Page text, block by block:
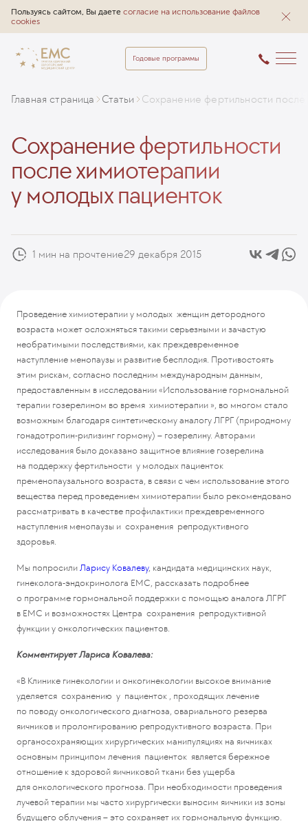
Пользуясь сайтом, Вы даете согласие на использование файлов
cookies
Годовые программы
Главная страница Статьи Сохранение фертильности
Сохранение фертильности
после химиотерапии
у молодых пациенток
1 мин на прочтение29 декабря 2015
Проведение химиотерапии у молодых женщин детородного
возраста может осложняться такими серьезными и зачастую
необратимыми последствиями, как преждевременное
наступление менопаузы и развитие бесплодия. Противостоять
этим рискам, согласно последним международным данным,
предоставленным в исследовании «Использование гормональной
терапии гозерелином во время химиотерапии », во многом стало
возможным благодаря синтетическому аналогу ЛГРГ (природному
гонадотропин-рилизинг гормону) – гозерелину. Авторами
исследования было доказано защитное влияние гозерелина
на поддержку фертильности у молодых пациенток
пременопаузального возраста, в связи с чем использование этого
вещества перед проведением химиотерапии было рекомендовано
рассматривать в качестве профилактики преждевременного
наступления менопаузы и сохранения репродуктивного
здоровья.
Мы попросилиЛарису Ковалеву, кандидата медицинских наук,
гинеколога-эндокринолога ЕМС, рассказать подробнее
о программе гормональной поддержки с помощью аналога ЛГРГ
в ЕМС и возможностях Центра сохранения репродуктивной
функции у онкологических пациентов.
Комментирует Лариса Ковалева:
«В Клинике гинекологии и онкогинекологии высокое внимание
уделяется сохранению у пациенток , проходящих лечение
по поводу онкологического диагноза, овариального резерва
яичников и пролонгированию репродуктивного возраста. При
органосохраняющих хирургических манипуляциях на яичниках
основным принципом лечения пациенток является бережное
отношение к здоровой яичниковой ткани без ущерба
для онкологического прогноза. При необходимости проведения
лучевой терапии мы часто хирургически выносим яичники из зоны
будущего облучения – это сохраняет их гормональную функцию.